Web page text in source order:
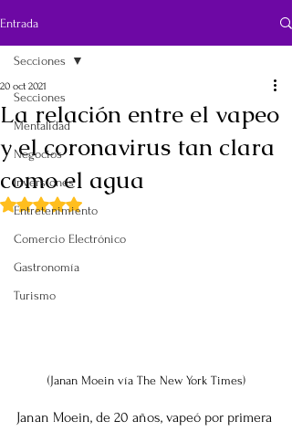
Entrada
Secciones
Mentalidad
Negocios
Inversiones
Entretenimiento
Comercio Electrónico
Gastronomía
Turismo
Secciones
La relación entre el vapeo
y el coronavirus tan clara
como el agua
20 oct 2021
Obtuvo NaN de 5 estrellas.
(Janan Moein vía The New York Times)
Janan Moein, de 20 años, vapeó por primera